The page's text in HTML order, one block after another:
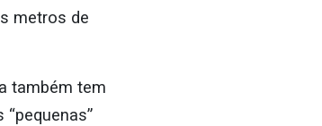
metros de
também tem